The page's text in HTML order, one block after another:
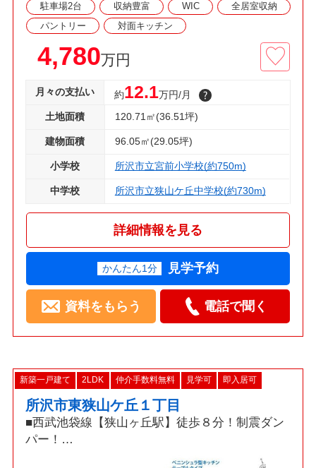
駐車場2台
収納豊富 WIC
全居室収納
パントリー
対面キッチン
4,780万円
月々の支払い 約12.1万円/月
土地面積 120.71㎡(36.51坪)
建物面積 96.05㎡(29.05坪)
小学校 所沢市立宮前小学校(約750m)
中学校 所沢市立狭山ケ丘中学校(約730m)
詳細情報を見る
かんたん1分 見学予約
資料をもらう 電話で聞く
新築一戸建て 2LDK 仲介手数料無料 見学可 即入居可
所沢市東狭山ケ丘１丁目
■西武池袋線【狭山ヶ丘駅】徒歩８分！制震ダン
パー！
□13.4帖LDK・土間収納・食洗機・パントリー・